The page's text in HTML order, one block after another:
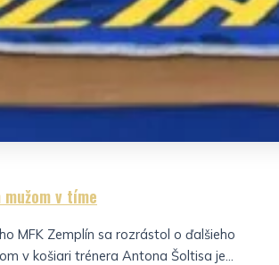
v tíme
MFK Zemplín sa rozrástol o ďalšieho
v košiari trénera Antona Šoltisa je...